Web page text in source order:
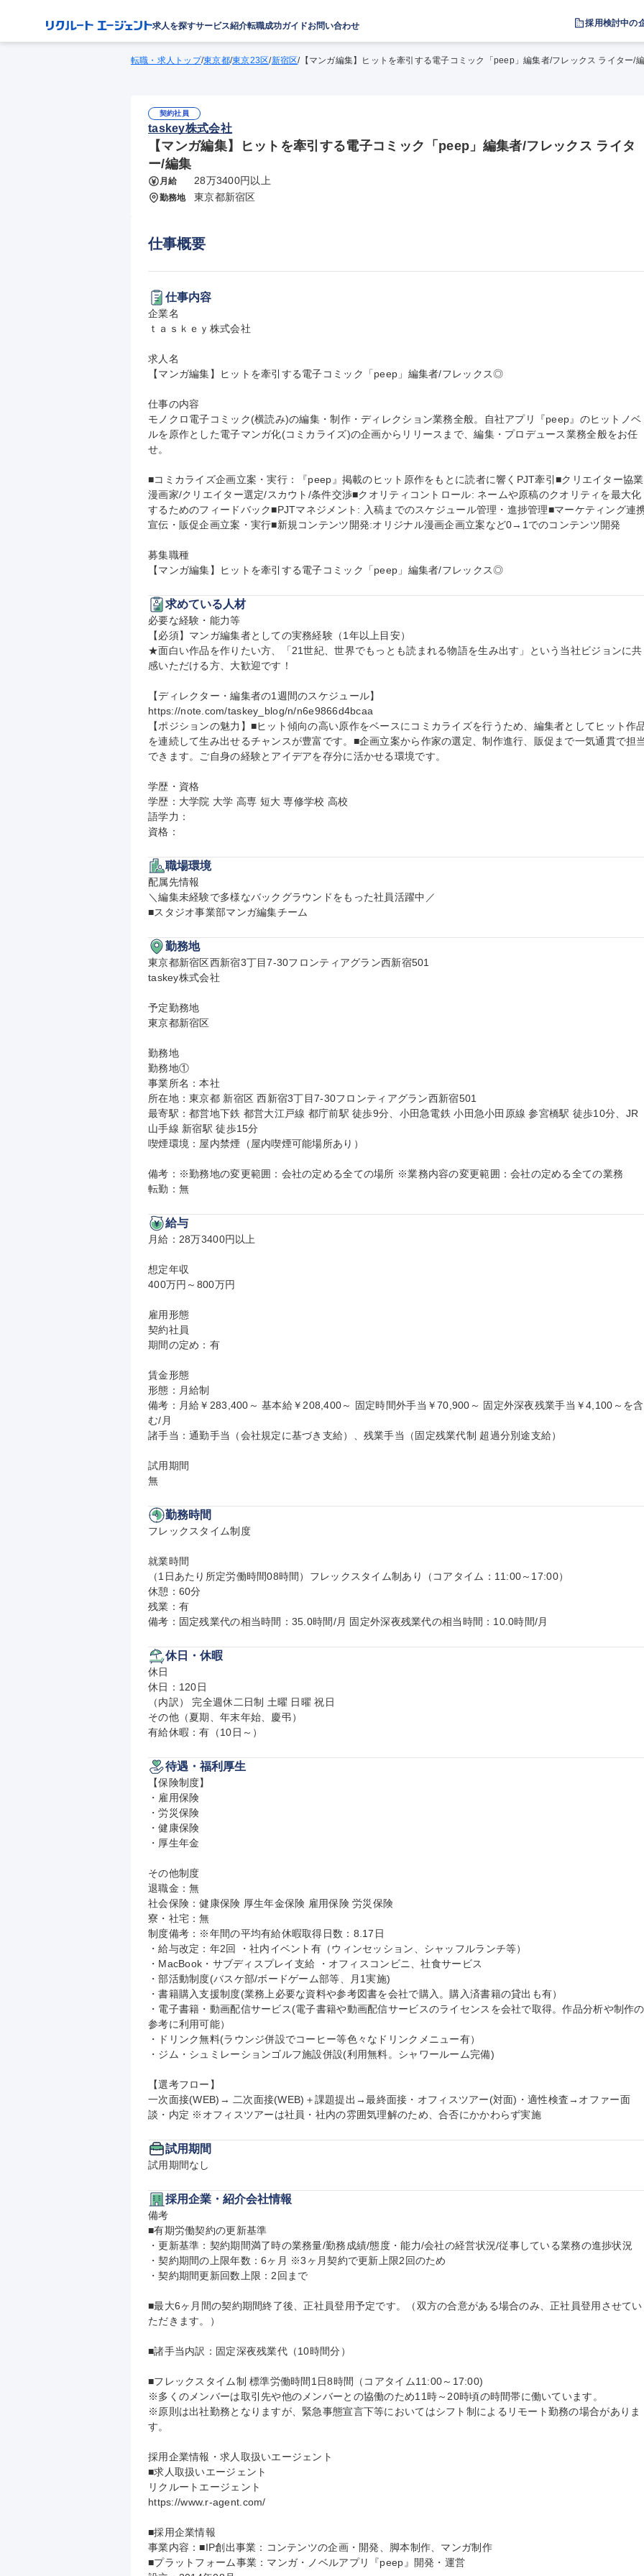
求人を探すサービス紹介転職成功ガイドお問い合わせ 採用検討中の
転職・求人トップ/東京都/東京23区/新宿区/【マンガ編集】ヒットを牽引する電子コミック「peep」編集者/フレックス ライター/
契約社員
taskey株式会社
【マンガ編集】ヒットを牽引する電子コミック「peep」編集者/フレックス ライタ
ー/編集
月給 28万3400円以上
勤務地 東京都新宿区
仕事概要
仕事内容
企業名
ｔａｓｋｅｙ株式会社
求人名
【マンガ編集】ヒットを牽引する電子コミック「peep」編集者/フレックス◎
仕事の内容
モノクロ電子コミック(横読み)の編集・制作・ディレクション業務全般。自社アプリ『peep』のヒットノベ
ルを原作とした電子マンガ化(コミカライズ)の企画からリリースまで、編集・プロデュース業務全般をお任
せ。
■コミカライズ企画立案・実行：『peep』掲載のヒット原作をもとに読者に響くPJT牽引■クリエイター協
漫画家/クリエイター選定/スカウト/条件交渉■クオリティコントロール: ネームや原稿のクオリティを最大化
するためのフィードバック■PJTマネジメント: 入稿までのスケジュール管理・進捗管理■マーケティング連
宣伝・販促企画立案・実行■新規コンテンツ開発:オリジナル漫画企画立案など0→1でのコンテンツ開発
募集職種
【マンガ編集】ヒットを牽引する電子コミック「peep」編集者/フレックス◎
求めている人材
必要な経験・能力等
【必須】マンガ編集者としての実務経験（1年以上目安）
★面白い作品を作りたい方、「21世紀、世界でもっとも読まれる物語を生み出す」という当社ビジョンに共
感いただける方、大歓迎です！
【ディレクター・編集者の1週間のスケジュール】
https://note.com/taskey_blog/n/n6e9866d4bcaa
【ポジションの魅力】■ヒット傾向の高い原作をベースにコミカライズを行うため、編集者としてヒット作
を連続して生み出せるチャンスが豊富です。■企画立案から作家の選定、制作進行、販促まで一気通貫で担
できます。ご自身の経験とアイデアを存分に活かせる環境です。
学歴・資格
学歴：大学院 大学 高専 短大 専修学校 高校
語学力：
資格：
職場環境
配属先情報
＼編集未経験で多様なバックグラウンドをもった社員活躍中／
■スタジオ事業部マンガ編集チーム
勤務地
東京都新宿区西新宿3丁目7-30フロンティアグラン西新宿501
taskey株式会社
予定勤務地
東京都新宿区
勤務地
勤務地①
事業所名：本社
所在地：東京都 新宿区 西新宿3丁目7-30フロンティアグラン西新宿501
最寄駅：都営地下鉄 都営大江戸線 都庁前駅 徒歩9分、小田急電鉄 小田急小田原線 参宮橋駅 徒歩10分、JR
山手線 新宿駅 徒歩15分
喫煙環境：屋内禁煙（屋内喫煙可能場所あり）
備考：※勤務地の変更範囲：会社の定める全ての場所 ※業務内容の変更範囲：会社の定める全ての業務
転勤：無
給与
月給：28万3400円以上
想定年収
400万円～800万円
雇用形態
契約社員
期間の定め：有
賃金形態
形態：月給制
備考：月給￥283,400～ 基本給￥208,400～ 固定時間外手当￥70,900～ 固定外深夜残業手当￥4,100～を含
む/月
諸手当：通勤手当（会社規定に基づき支給）、残業手当（固定残業代制 超過分別途支給）
試用期間
無
勤務時間
フレックスタイム制度
就業時間
（1日あたり所定労働時間08時間）フレックスタイム制あり（コアタイム：11:00～17:00）
休憩：60分
残業：有
備考：固定残業代の相当時間：35.0時間/月 固定外深夜残業代の相当時間：10.0時間/月
休日・休暇
休日
休日：120日
（内訳） 完全週休二日制 土曜 日曜 祝日
その他（夏期、年末年始、慶弔）
有給休暇：有（10日～）
待遇・福利厚生
【保険制度】
・雇用保険
・労災保険
・健康保険
・厚生年金
その他制度
退職金：無
社会保険：健康保険 厚生年金保険 雇用保険 労災保険
寮・社宅：無
制度備考：※年間の平均有給休暇取得日数：8.17日
・給与改定：年2回 ・社内イベント有（ウィンセッション、シャッフルランチ等）
・MacBook・サブディスプレイ支給 ・オフィスコンビニ、社食サービス
・部活動制度(バスケ部/ボードゲーム部等、月1実施)
・書籍購入支援制度(業務上必要な資料や参考図書を会社で購入。購入済書籍の貸出も有）
・電子書籍・動画配信サービス(電子書籍や動画配信サービスのライセンスを会社で取得。作品分析や制作の
参考に利用可能）
・ドリンク無料(ラウンジ併設でコーヒー等色々なドリンクメニュー有）
・ジム・シュミレーションゴルフ施設併設(利用無料。シャワールーム完備)
【選考フロー】
一次面接(WEB)→ 二次面接(WEB)＋課題提出→最終面接・オフィスツアー(対面)・適性検査→オファー面
談・内定 ※オフィスツアーは社員・社内の雰囲気理解のため、合否にかかわらず実施
試用期間
試用期間なし
採用企業・紹介会社情報
備考
■有期労働契約の更新基準
・更新基準：契約期間満了時の業務量/勤務成績/態度・能力/会社の経営状況/従事している業務の進捗状況
・契約期間の上限年数：6ヶ月 ※3ヶ月契約で更新上限2回のため
・契約期間更新回数上限：2回まで
■最大6ヶ月間の契約期間終了後、正社員登用予定です。（双方の合意がある場合のみ、正社員登用させてい
ただきます。）
■諸手当内訳：固定深夜残業代（10時間分）
■フレックスタイム制 標準労働時間1日8時間（コアタイム11:00～17:00)
※多くのメンバーは取引先や他のメンバーとの協働のため11時～20時頃の時間帯に働いています。
※原則は出社勤務となりますが、緊急事態宣言下等においてはシフト制によるリモート勤務の場合がありま
す。
採用企業情報・求人取扱いエージェント
■求人取扱いエージェント
リクルートエージェント
https://www.r-agent.com/
■採用企業情報
事業内容：■IP創出事業：コンテンツの企画・開発、脚本制作、マンガ制作
■プラットフォーム事業：マンガ・ノベルアプリ『peep』開発・運営